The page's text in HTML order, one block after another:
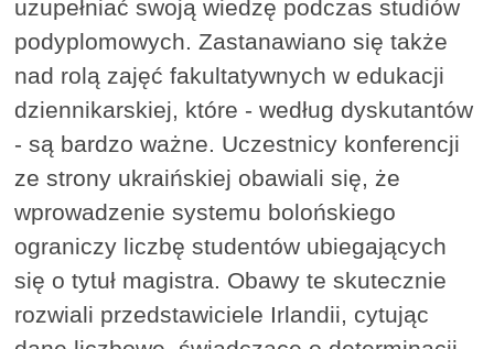
uzupełniać swoją wiedzę podczas studiów
podyplomowych. Zastanawiano się także
nad rolą zajęć fakultatywnych w edukacji
dziennikarskiej, które - według dyskutantów
- są bardzo ważne. Uczestnicy konferencji
ze strony ukraińskiej obawiali się, że
wprowadzenie systemu bolońskiego
ograniczy liczbę studentów ubiegających
się o tytuł magistra. Obawy te skutecznie
rozwiali przedstawiciele Irlandii, cytując